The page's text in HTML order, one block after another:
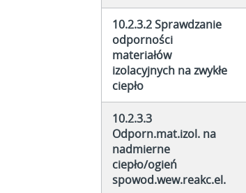
10.2.3.2 Sprawdzanie
odporności
materiałów
izolacyjnych na zwykłe
ciepło
10.2.3.3
Odporn.mat.izol. na
nadmierne
ciepło/ogień
spowod.wew.reakc.el.